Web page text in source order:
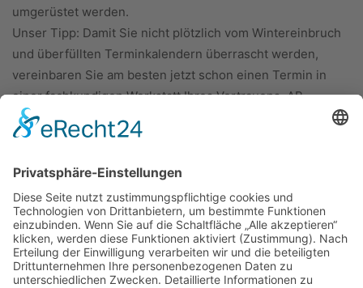
umgerüstet werden.
Unser Tipp: Damit Sie nicht plötzlich vom Wintereinbruch
und überfüllten Terminkalendern überrascht werden,
vereinbaren Sie am besten jetzt schon einen Termin in
einer fachkundigen Werkstatt Ihres Vertrauens. AB
ÜBER UNS